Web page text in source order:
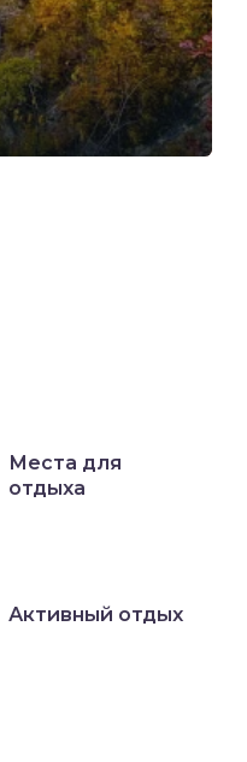
Места для
отдыха
Активный отдых